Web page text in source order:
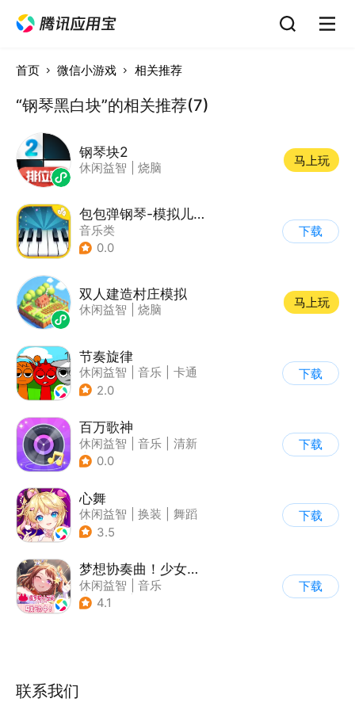
首页 微信小游戏 相关推荐
“钢琴黑白块”的相关推荐(7)
钢琴块2
休闲益智 烧脑
马上玩
包包弹钢琴-模拟儿童钢琴
音乐类
0.0
下载
双人建造村庄模拟
休闲益智 烧脑
马上玩
节奏旋律
休闲益智 音乐
卡通
2.0
下载
百万歌神
休闲益智 音乐
清新
| 创新品类
0.0
下载
心舞
休闲益智 换装
舞蹈
| 结婚
3.5
下载
梦想协奏曲！少女乐团派对！
休闲益智
音乐
| 美少女
4.1
下载
联系我们